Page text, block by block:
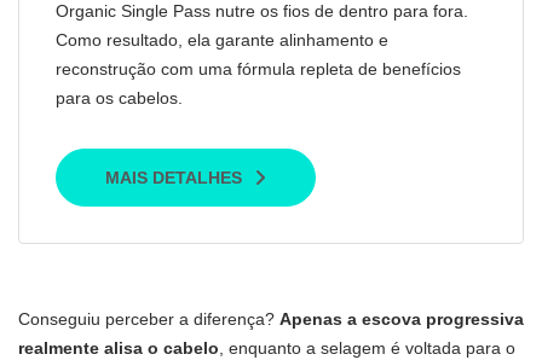
Organic Single Pass nutre os fios de dentro para fora.
Como resultado, ela garante alinhamento e
reconstrução com uma fórmula repleta de benefícios
para os cabelos.
MAIS DETALHES
Conseguiu perceber a diferença? Apenas a escova progressiva
realmente alisa o cabelo , enquanto a selagem é voltada para o